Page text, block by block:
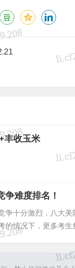
丰收玉米
争难度排名！
争十分激烈，八大
的情况下，更多考
直线上升。...